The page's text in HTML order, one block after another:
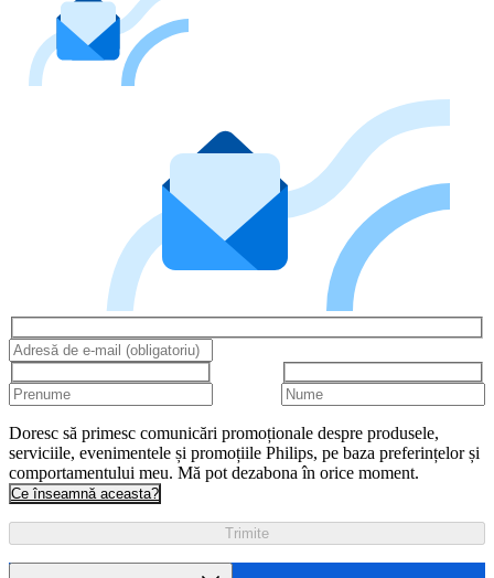
Doresc să primesc comunicări promoționale despre produsele,
serviciile, evenimentele și promoțiile Philips, pe baza preferințelor și
comportamentului meu. Mă pot dezabona în orice moment.
Ce înseamnă aceasta?
Trimite